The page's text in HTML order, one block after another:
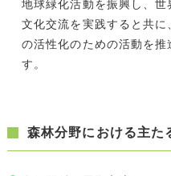
地球緑化活動を振興し、
文化交流を実践すると共
の活性化のための活動を
す。
森林分野における主た